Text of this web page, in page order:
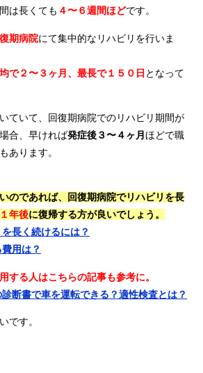
は長くても ４〜６週間ほどです。
期病院にて集中的なリハビリを行いま
で２〜３ヶ月、最長で１５０日 となって
ていて、回復期病院でのリハビリ期間が
合、早ければ発症後３〜４ヶ月 ほどで職
あります。
のであれば、回復期病院でリハビリを長
年後に復帰する方が良いでしょう。
長く続けるには？
用は？
する人はこちらの記事も参考に。
断書で車を運転できる？適性検査とは？
です。